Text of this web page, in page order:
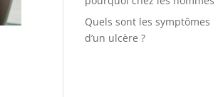
Quels sont les symptômes
d’un ulcère ?